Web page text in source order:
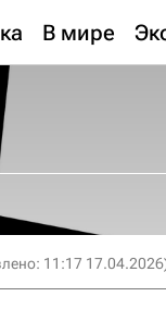
В мире
11:17